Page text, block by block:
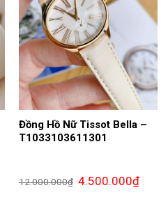
Đồng Hồ Nữ Tissot Bella –
T1033103611301
12.000.000₫ Giá
gốc
4.500.000₫Giá
hiện